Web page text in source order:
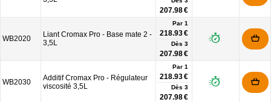
207.98 €
WB2020
Liant Cromax Pro - Base mate 2 -
3,5L
Par 1
218.93 €
Dès 3
207.98 €
WB2030
Additif Cromax Pro - Régulateur
viscosité 3,5L
Par 1
218.93 €
Dès 3
207.98 €